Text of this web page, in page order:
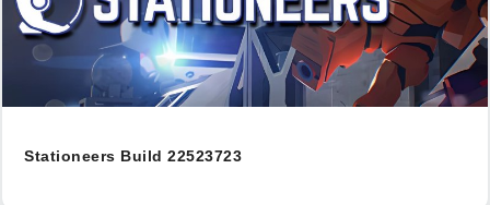
Stationeers Build 22523723